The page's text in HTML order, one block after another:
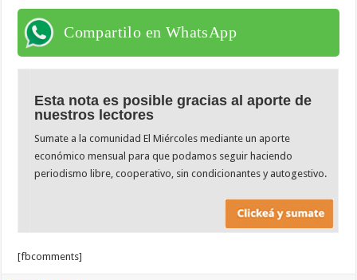
Compartilo en WhatsApp
Esta nota es posible gracias al aporte de
nuestros lectores
Sumate a la comunidad El Miércoles mediante un aporte
económico mensual para que podamos seguir haciendo
periodismo libre, cooperativo, sin condicionantes y autogestivo.
[fbcomments]